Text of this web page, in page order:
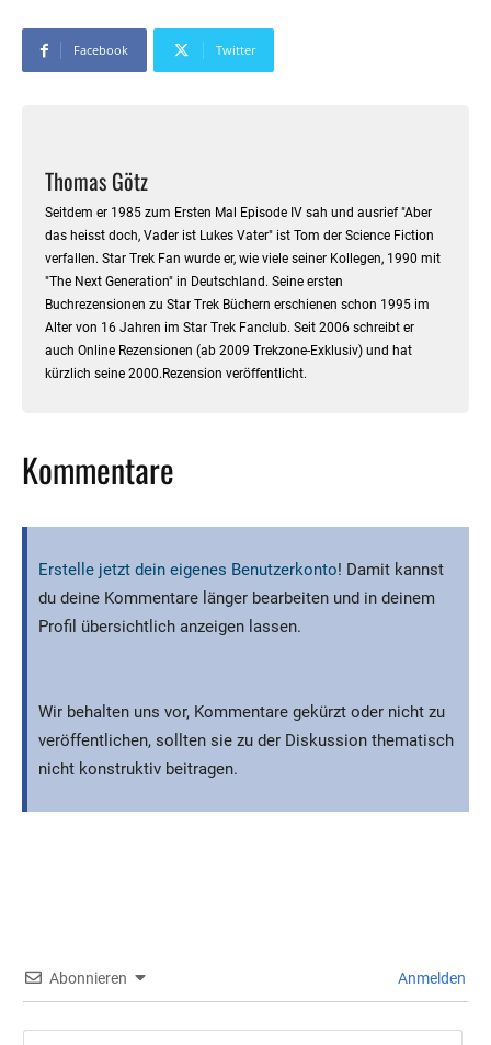
Facebook Twitter
Thomas Götz
Seitdem er 1985 zum Ersten Mal Episode IV sah und ausrief "Aber
das heisst doch, Vader ist Lukes Vater" ist Tom der Science Fiction
verfallen. Star Trek Fan wurde er, wie viele seiner Kollegen, 1990 mit
"The Next Generation" in Deutschland. Seine ersten
Buchrezensionen zu Star Trek Büchern erschienen schon 1995 im
Alter von 16 Jahren im Star Trek Fanclub. Seit 2006 schreibt er
auch Online Rezensionen (ab 2009 Trekzone-Exklusiv) und hat
kürzlich seine 2000.Rezension veröffentlicht.
Kommentare
Erstelle jetzt dein eigenes Benutzerkonto! Damit kannst
du deine Kommentare länger bearbeiten und in deinem
Profil übersichtlich anzeigen lassen.
Wir behalten uns vor, Kommentare gekürzt oder nicht zu
veröffentlichen, sollten sie zu der Diskussion thematisch
nicht konstruktiv beitragen.
Abonnieren Anmelden